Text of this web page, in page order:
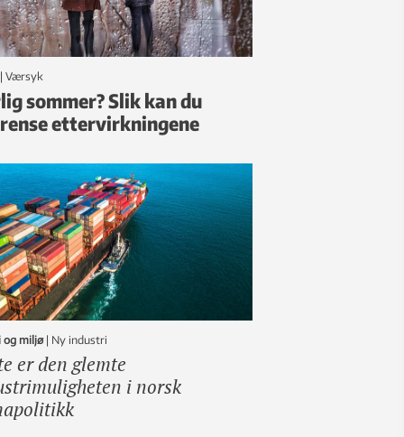
| Værsyk
sommer? Slik kan du
ettervirkningene
og miljø | ny industri
er den glemte
i norsk